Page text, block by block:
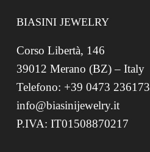
BIASINI JEWELRY
Corso Libertà, 146
39012 Merano (BZ) – Italy
Telefono: +39 0473 236173
info@biasinijewelry.it
P.IVA: IT01508870217